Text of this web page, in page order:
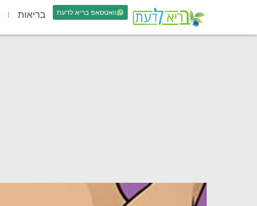
וואטסאפ בריא לדעת בריאות